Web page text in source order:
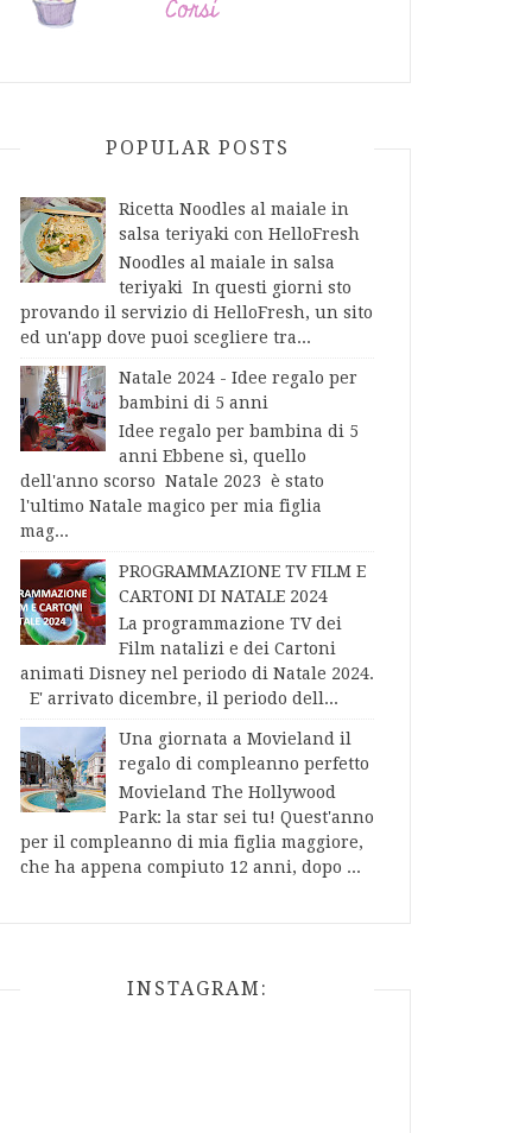
POPULAR POSTS
Ricetta Noodles al maiale in
salsa teriyaki con HelloFresh
Noodles al maiale in salsa
teriyaki In questi giorni sto
provando il servizio di HelloFresh, un sito
ed un'app dove puoi scegliere tra...
Natale 2024 - Idee regalo per
bambini di 5 anni
Idee regalo per bambina di 5
anni Ebbene sì, quello
dell'anno scorso Natale 2023 è stato
l'ultimo Natale magico per mia figlia
mag...
PROGRAMMAZIONE TV FILM E
CARTONI DI NATALE 2024
La programmazione TV dei
Film natalizi e dei Cartoni
animati Disney nel periodo di Natale 2024.
E' arrivato dicembre, il periodo dell...
Una giornata a Movieland il
regalo di compleanno perfetto
Movieland The Hollywood
Park: la star sei tu! Quest'anno
per il compleanno di mia figlia maggiore,
che ha appena compiuto 12 anni, dopo ...
INSTAGRAM: